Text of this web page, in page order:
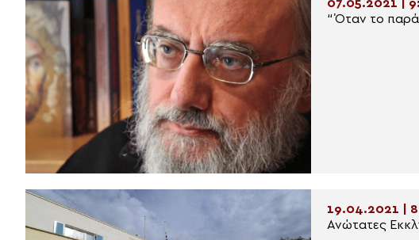
07.05.2021 |
“Όταν το
19.04.2021 |
Ανώτατες